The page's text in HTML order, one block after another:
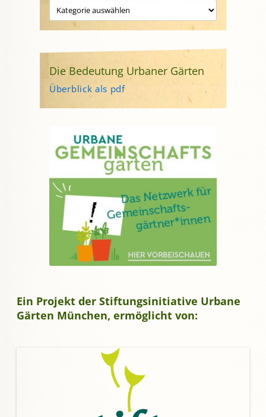
Die Bedeutung Urbaner Gärten
Überblick als pdf
Ein Projekt der Stiftungsinitiative Urbane
Gärten München, ermöglicht von: